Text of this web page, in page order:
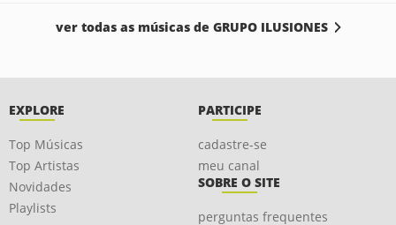
ver todas as músicas de GRUPO ILUSIONES
EXPLORE
Top Músicas
Top Artistas
Novidades
Playlists
PARTICIPE
cadastre-se
meu canal
SOBRE O SITE
perguntas frequentes